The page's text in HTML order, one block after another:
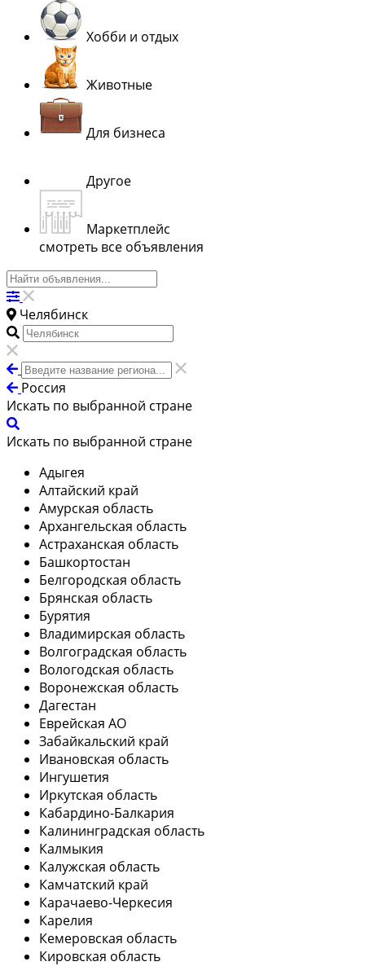
Хобби и отдых
Животные
Для бизнеса
Другое
Маркетплейс
смотреть все объявления
Челябинск
Россия
Искать по выбранной стране
Искать по выбранной стране
Адыгея
Алтайский край
Амурская область
Архангельская область
Астраханская область
Башкортостан
Белгородская область
Брянская область
Бурятия
Владимирская область
Волгоградская область
Вологодская область
Воронежская область
Дагестан
Еврейская АО
Забайкальский край
Ивановская область
Ингушетия
Иркутская область
Кабардино-Балкария
Калининградская область
Калмыкия
Калужская область
Камчатский край
Карачаево-Черкесия
Карелия
Кемеровская область
Кировская область